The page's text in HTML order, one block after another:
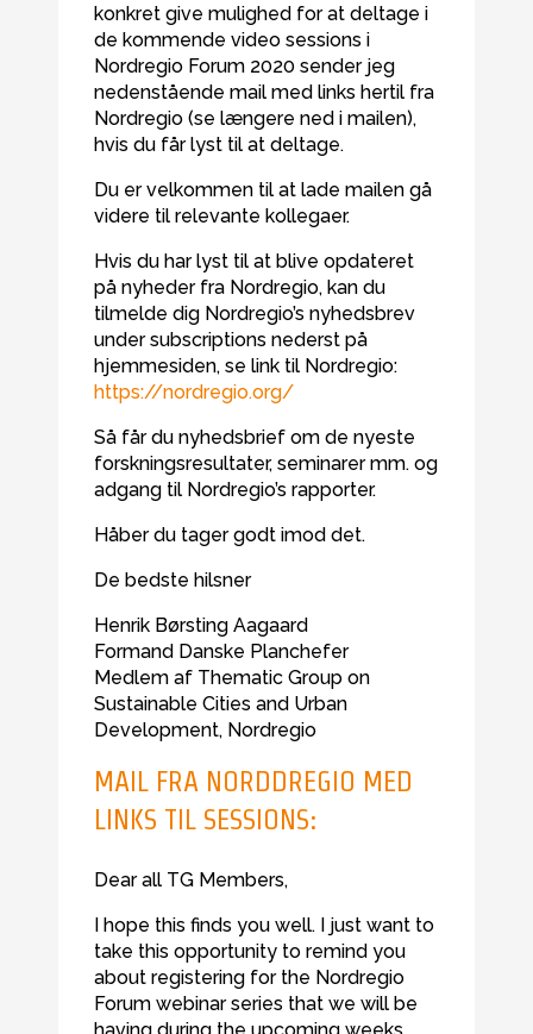
konkret give mulighed for at deltage i
de kommende video sessions i
Nordregio Forum 2020 sender jeg
nedenstående mail med links hertil fra
Nordregio (se længere ned i mailen),
hvis du får lyst til at deltage.
Du er velkommen til at lade mailen gå
videre til relevante kollegaer.
Hvis du har lyst til at blive opdateret
på nyheder fra Nordregio, kan du
tilmelde dig Nordregio’s nyhedsbrev
under subscriptions nederst på
hjemmesiden, se link til Nordregio:
https://nordregio.org/
Så får du nyhedsbrief om de nyeste
forskningsresultater, seminarer mm. og
adgang til Nordregio’s rapporter.
Håber du tager godt imod det.
De bedste hilsner
Henrik Børsting Aagaard
Formand Danske Planchefer
Medlem af Thematic Group on
Sustainable Cities and Urban
Development, Nordregio
MAIL FRA NORDDREGIO MED
LINKS TIL SESSIONS:
Dear all TG Members,
I hope this finds you well. I just want to
take this opportunity to remind you
about registering for the Nordregio
Forum webinar series that we will be